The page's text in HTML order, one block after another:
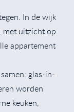
In de wijk
met uitzicht op
appartement
glas-in-
worden
keuken,